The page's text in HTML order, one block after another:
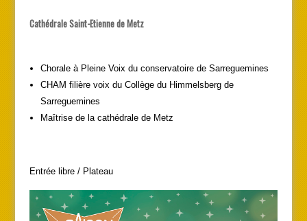
Cathédrale Saint-Etienne de Metz
Chorale à Pleine Voix du conservatoire de Sarreguemines
CHAM filière voix du Collège du Himmelsberg de
Sarreguemines
Maîtrise de la cathédrale de Metz
Entrée libre / Plateau